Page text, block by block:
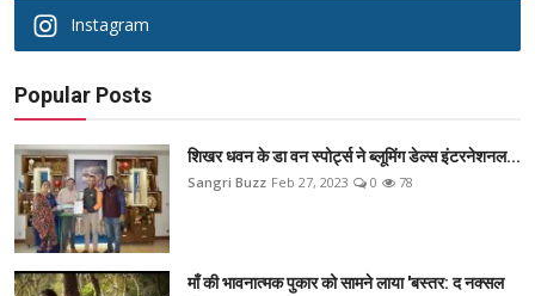
Instagram
Popular Posts
शिखर धवन के डा वन स्पोर्ट्स ने ब्लूमिंग डेल्स इंटरनेशनल...
Sangri Buzz Feb 27, 2023 0 78
माँ की भावनात्मक पुकार को सामने लाया 'बस्तर: द नक्सल